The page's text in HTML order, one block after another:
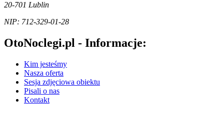
20-701 Lublin
NIP: 712-329-01-28
OtoNoclegi.pl - Informacje:
Kim jesteśmy
Nasza oferta
Sesja zdjęciowa obiektu
Pisali o nas
Kontakt